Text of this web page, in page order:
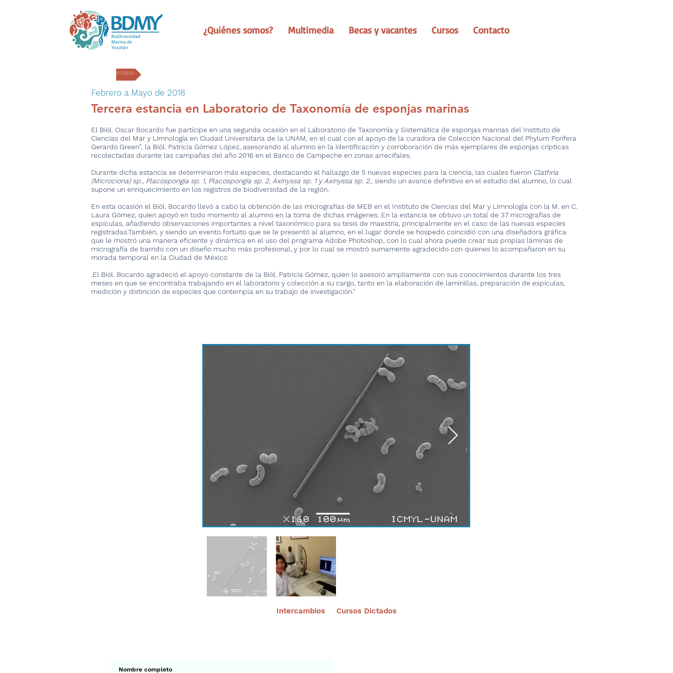
¿Quiénes somos? Multimedia Becas y vacantes Cursos Contacto
Intercambios
Febrero a Mayo de 2018
Tercera estancia en Laboratorio de Taxonomía de esponjas marinas
El Biól. Oscar Bocardo fue partícipe en una segunda ocasión en el Laboratorio de Taxonomía y Sistemática de esponjas marinas del Instituto de
Ciencias del Mar y Limnología en Ciudad Universitaria de la UNAM, en el cual con el apoyo de la curadora de Colección Nacional del Phylum Porifera
Gerardo Green", la Biól. Patricia Gómez López, asesorando al alumno en la identificación y corroboración de más ejemplares de esponjas crípticas
recolectadas durante las campañas del año 2016 en el Banco de Campeche en zonas arrecifales.
Durante dicha estancia se determinaron más especies, destacando el hallazgo de 5 nuevas especies para la ciencia, las cuales fueron Clathria
(Microciona) sp., Placospongia sp. 1, Placospongia sp. 2, Axinyssa sp. 1 y Axinyssa sp. 2., siendo un avance definitivo en el estudio del alumno, lo cual
supone un enriquecimiento en los registros de biodiversidad de la región.
En esta ocasión el Biól. Bocardo llevó a cabo la obtención de las micrografías de MEB en el Instituto de Ciencias del Mar y Limnología con la M. en C.
Laura Gómez, quien apoyó en todo momento al alumno en la toma de dichas imágenes. En la estancia se obtuvo un total de 37 micrografías de
espículas, añadiendo observaciones importantes a nivel taxonómico para su tesis de maestría, principalmente en el caso de las nuevas especies
registradas.También, y siendo un evento fortuito que se le presentó al alumno, en el lugar donde se hospedó coincidió con una diseñadora gráfica
que le mostró una manera eficiente y dinámica en el uso del programa Adobe Photoshop, con lo cual ahora puede crear sus propias láminas de
micrografía de barrido con un diseño mucho más profesional, y por lo cual se mostró sumamente agradecido con quienes lo acompañaron en su
morada temporal en la Ciudad de México
.El Biól. Bocardo agradeció el apoyo constante de la Biól. Patricia Gómez, quien lo asesoró ampliamente con sus conocimientos durante los tres
meses en que se encontraba trabajando en el laboratorio y colección a su cargo, tanto en la elaboración de laminillas, preparación de espículas,
medición y distinción de especies que contempla en su trabajo de investigación."
Intercambios Cursos Dictados